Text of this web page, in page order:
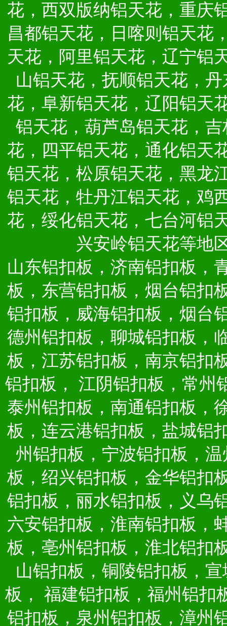
花，西双版纳铝天花，重庆
昌都铝天花，日喀则铝天花
天花，阿里铝天花，辽宁铝
山铝天花，抚顺铝天花，
花，阜新铝天花，辽阳铝天
铝天花，葫芦岛铝天花，
花，四平铝天花，通化铝天
铝天花，松原铝天花，黑龙
铝天花，牡丹江铝天花，鸡
花，绥化铝天花，七台河铝
兴安岭铝天花等地
山东铝扣板，济南铝扣板，
板，东营铝扣板，烟台铝扣
铝扣板，威海铝扣板，烟台
德州铝扣板，聊城铝扣板，
板，江苏铝扣板，南京铝扣
铝扣板，
江阴铝扣板，常州
泰州铝扣板，南通铝扣板，
板，连云港铝扣板，盐城铝
州铝扣板，宁波铝扣板，
板，绍兴铝扣板，金华铝扣
铝扣板，丽水铝扣板，义乌
六安铝扣板，淮南铝扣板，
板，亳州铝扣板，淮北铝扣
山铝扣板，铜陵铝扣板，
板，
福建铝扣板，福州铝扣
铝扣板，泉州铝扣板，漳州